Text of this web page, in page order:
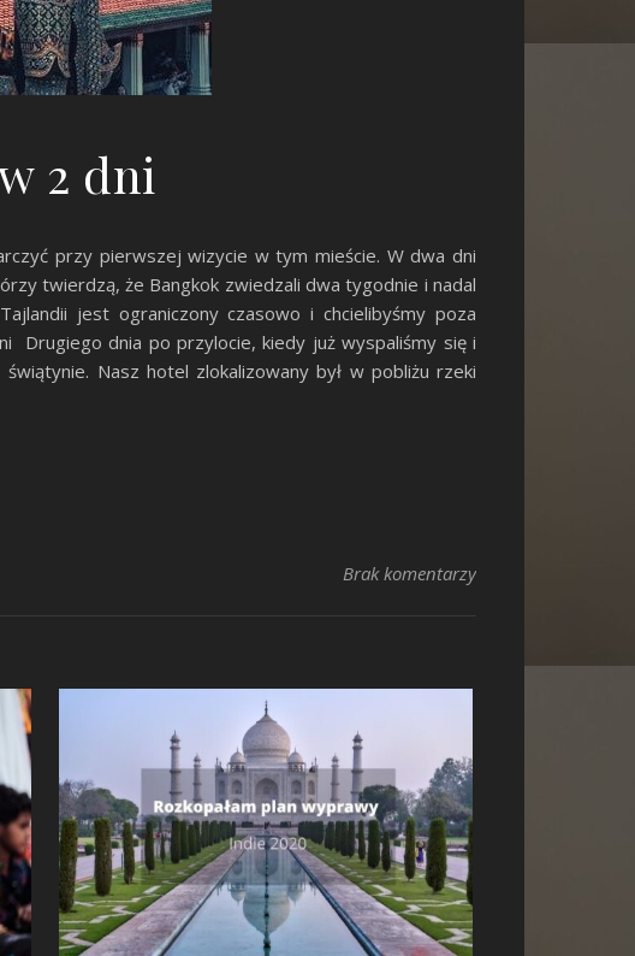
2 dni
przy pierwszej wizycie w tym mieście. W dwa dni
twierdzą, że Bangkok zwiedzali dwa tygodnie i nadal
jest ograniczony czasowo i chcielibyśmy poza
Drugiego dnia po przylocie, kiedy już wyspaliśmy się i
Nasz hotel zlokalizowany był w pobliżu rzeki
Brak komentarzy